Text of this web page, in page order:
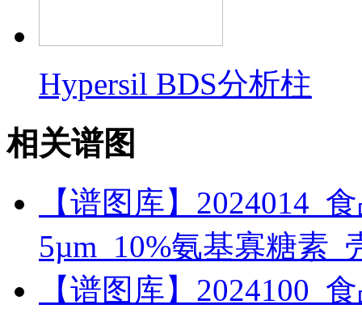
Hypersil BDS分析柱
相关谱图
【谱图库】2024014_
5µm_10%氨基寡糖素
【谱图库】2024100_